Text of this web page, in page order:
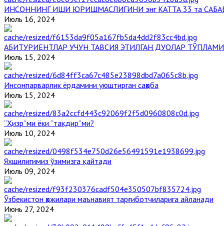
ИНСОННИНГ ИШИ ЮРИШМАСЛИГИНИ энг КАТТА 33 та
Июль 16, 2024
АБИТУРИЕНТЛАР УЧУН ТАВСИЯ ЭТИЛГАН ДУОЛАР ТЎПЛАМИ
Июль 15, 2024
Инсонпарварлик ёрдамини уюштирган саҳоба
Июль 15, 2024
“Ҳизр”ми ёки “тақдир”ми?
Июль 10, 2024
Яхшилигимиз ўзимизга қайтади
Июль 09, 2024
Ўзбекистон ҳожилари маънавият тарғиботчиларига айланади
Июнь 27, 2024